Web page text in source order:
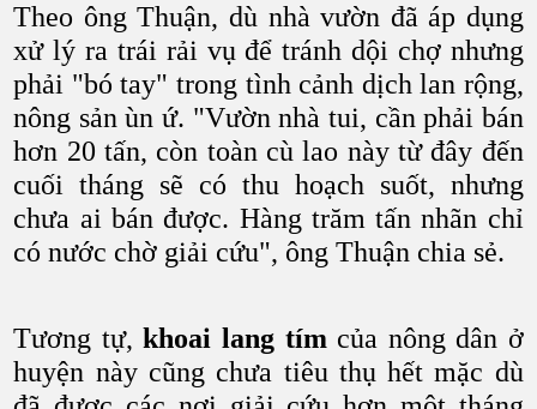
Theo ông Thuận, dù nhà vườn đã áp dụng
xử lý ra trái rải vụ để tránh dội chợ nhưng
phải "bó tay" trong tình cảnh dịch lan rộng,
nông sản ùn ứ. "Vườn nhà tui, cần phải bán
hơn 20 tấn, còn toàn cù lao này từ đây đến
cuối tháng sẽ có thu hoạch suốt, nhưng
chưa ai bán được. Hàng trăm tấn nhãn chỉ
có nước chờ giải cứu", ông Thuận chia sẻ.
Tương tự,khoai lang tímcủa nông dân ở
huyện này cũng chưa tiêu thụ hết mặc dù